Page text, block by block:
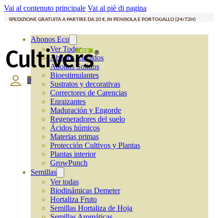
Vai al contenuto principale Vai al piè di pagina
SPEDIZIONE GRATUITA A PARTIRE DA 20 €, IN PENISOLA E PORTOGALLO (24/72H)
Abonos Eco
Ver Todos
Abonos Líquidos
Abonos Solidos
Bioestimulantes
Sustratos y decorativas
Correctores de Carencias
Enraizantes
Maduración y Engorde
Regeneradores del suelo
Ácidos húmicos
Materias primas
Protección Cultivos y Plantas
Plantas interior
GrowPunch
Semillas
Ver todas
Biodinámicas Demeter
Hortaliza Fruto
Semillas Hortaliza de Hoja
0